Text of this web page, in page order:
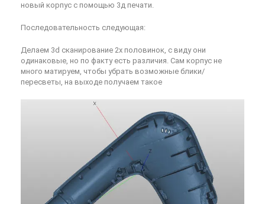
новый корпус с помощью 3д печати.
Последовательность следующая:
Делаем 3d сканирование 2х половинок, с виду они
одинаковые, но по факту есть различия. Сам корпус не
много матируем, чтобы убрать возможные блики/
пересветы, на выходе получаем такое